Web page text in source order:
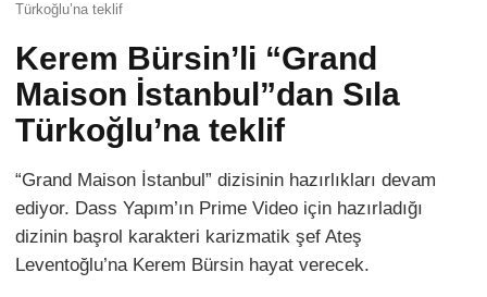
Türkoğlu’na teklif
Kerem Bürsin’li “Grand
Maison İstanbul”dan Sıla
Türkoğlu’na teklif
“Grand Maison İstanbul” dizisinin hazırlıkları devam
ediyor. Dass Yapım’ın Prime Video için hazırladığı
dizinin başrol karakteri karizmatik şef Ateş
Leventoğlu’na Kerem Bürsin hayat verecek.